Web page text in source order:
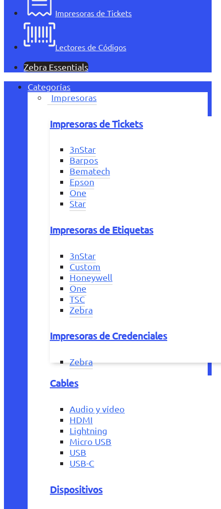
Impresoras de Tickets
Lectores de Códigos
Zebra Essentials
Categorías
Impresoras
Impresoras de Tickets
3nStar
Barpos
Bematech
Epson
One
Star
Impresoras de Etiquetas
3nStar
Custom
Honeywell
One
TSC
Zebra
Impresoras de Credenciales
Zebra
Cables
Audio y vídeo
HDMI
Lightning
Micro USB
USB
USB-C
Dispositivos